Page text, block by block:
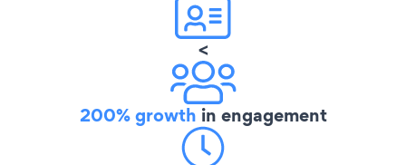
<
200% growth in engagement